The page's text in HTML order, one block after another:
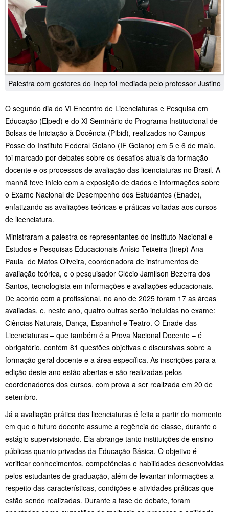
Palestra com gestores do Inep foi mediada pelo professor Justino
O segundo dia do VI Encontro de Licenciaturas e Pesquisa em
Educação (Elped) e do XI Seminário do Programa Institucional de
Bolsas de Iniciação à Docência (Pibid), realizados no Campus
Posse do Instituto Federal Goiano (IF Goiano) em 5 e 6 de maio,
foi marcado por debates sobre os desafios atuais da formação
docente e os processos de avaliação das licenciaturas no Brasil. A
manhã teve início com a exposição de dados e informações sobre
o Exame Nacional de Desempenho dos Estudantes (Enade),
enfatizando as avaliações teóricas e práticas voltadas aos cursos
de licenciatura.
Ministraram a palestra os representantes do Instituto Nacional e
Estudos e Pesquisas Educacionais Anísio Teixeira (Inep) Ana
Paula de Matos Oliveira, coordenadora de instrumentos de
avaliação teórica, e o pesquisador Clécio Jamilson Bezerra dos
Santos, tecnologista em informações e avaliações educacionais.
De acordo com a profissional, no ano de 2025 foram 17 as áreas
avaliadas, e, neste ano, quatro outras serão incluídas no exame:
Ciências Naturais, Dança, Espanhol e Teatro. O Enade das
Licenciaturas – que também é a Prova Nacional Docente – é
obrigatório, contém 81 questões objetivas e discursivas sobre a
formação geral docente e a área específica. As inscrições para a
edição deste ano estão abertas e são realizadas pelos
coordenadores dos cursos, com prova a ser realizada em 20 de
setembro.
Já a avaliação prática das licenciaturas é feita a partir do momento
em que o futuro docente assume a regência de classe, durante o
estágio supervisionado. Ela abrange tanto instituições de ensino
públicas quanto privadas da Educação Básica. O objetivo é
verificar conhecimentos, competências e habilidades desenvolvidas
pelos estudantes de graduação, além de levantar informações a
respeito das características, condições e atividades práticas que
estão sendo realizadas. Durante a fase de debate, foram